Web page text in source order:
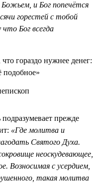
и Бог попечётся
горестей с тобой
что Бог всегда
гораздо нужнее денег:
подобное»
прежде
«Где молитва и
Святого Духа.
неоскудевающее,
Возносимая с усердием,
такая молитва